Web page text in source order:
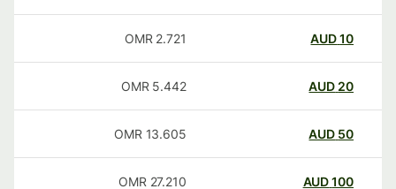
AUD
2.721
OMR
20
AUD
5.442
OMR
50
AUD
13.605
OMR
100
AUD
27.210
OMR